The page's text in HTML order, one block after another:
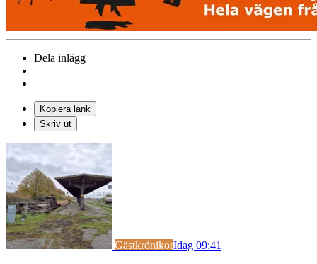
Dela inlägg
Kopiera länk
Skriv ut
GästkrönikorIdag 09:41